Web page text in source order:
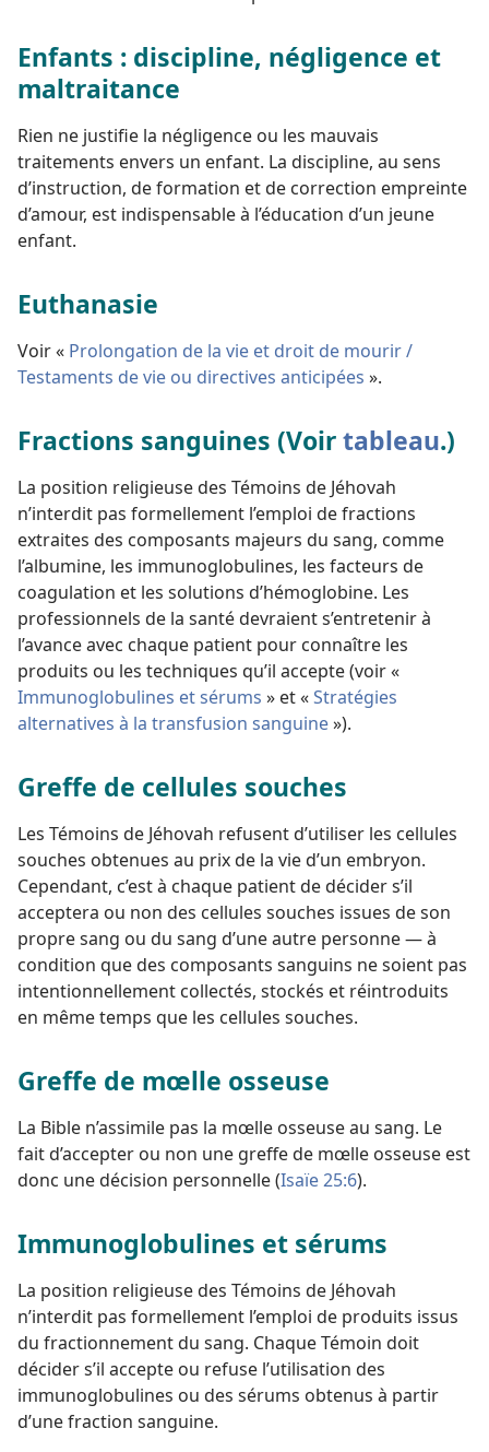
Enfants : discipline, négligence et
maltraitance
Rien ne justifie la négligence ou les mauvais
traitements envers un enfant. La discipline, au sens
d’instruction, de formation et de correction empreinte
d’amour, est indispensable à l’éducation d’un jeune
enfant.
Euthanasie
Voir « Prolongation de la vie et droit de mourir /
Testaments de vie ou directives anticipées ».
Fractions sanguines (Voirtableau.)
La position religieuse des Témoins de Jéhovah
n’interdit pas formellement l’emploi de fractions
extraites des composants majeurs du sang, comme
l’albumine, les immunoglobulines, les facteurs de
coagulation et les solutions d’hémoglobine. Les
professionnels de la santé devraient s’entretenir à
l’avance avec chaque patient pour connaître les
produits ou les techniques qu’il accepte (voir «
Immunoglobulines et sérums » et «Stratégies
alternatives à la transfusion sanguine»).
Greffe de cellules souches
Les Témoins de Jéhovah refusent d’utiliser les cellules
souches obtenues au prix de la vie d’un embryon.
Cependant, c’est à chaque patient de décider s’il
acceptera ou non des cellules souches issues de son
propre sang ou du sang d’une autre personne — à
condition que des composants sanguins ne soient pas
intentionnellement collectés, stockés et réintroduits
en même temps que les cellules souches.
Greffe de mœlle osseuse
La Bible n’assimile pas la mœlle osseuse au sang. Le
fait d’accepter ou non une greffe de mœlle osseuse est
donc une décision personnelle (Isaïe 25:6).
Immunoglobulines et sérums
La position religieuse des Témoins de Jéhovah
n’interdit pas formellement l’emploi de produits issus
du fractionnement du sang. Chaque Témoin doit
décider s’il accepte ou refuse l’utilisation des
immunoglobulines ou des sérums obtenus à partir
d’une fraction sanguine.